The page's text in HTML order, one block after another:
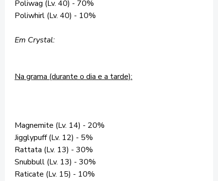
Poliwag (Lv. 40) - 70%
Poliwhirl (Lv. 40) - 10%
Em Crystal:
Na grama (durante o dia e a tarde):
Magnemite (Lv. 14) - 20%
Jigglypuff (Lv. 12) - 5%
Rattata (Lv. 13) - 30%
Snubbull (Lv. 13) - 30%
Raticate (Lv. 15) - 10%